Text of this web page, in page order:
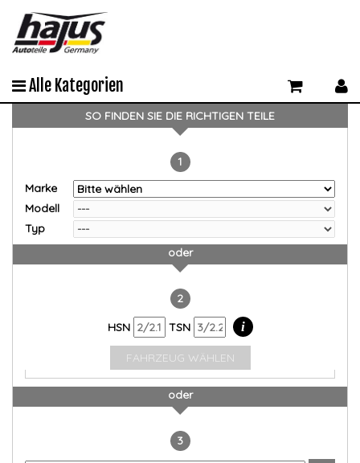
Alle Kategorien
SO FINDEN SIE DIE RICHTIGEN TEILE
1
Marke
Modell
Typ
oder
2
HSN
TSN i
FAHRZEUG WÄHLEN
oder
3